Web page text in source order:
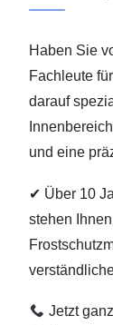
Haben Sie
Fachleute
darauf
und eine
✔ Über 10
stehen
Jetzt